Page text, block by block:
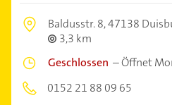
Baldusstr. 8,47138
3,3 km
Geschlossen –Öffnet
0152 21 88 09 65